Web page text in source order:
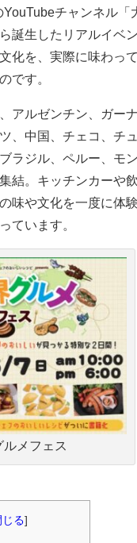
チャンネル「
誕生したリアルイベ
化を、実際に味わっ
です。
アルゼンチン、ガー
、中国、チェコ、チ
ラジル、ペルー、モ
結。キッチンカーや
味や文化を一度に体
ています。
ルメフェス
じる]